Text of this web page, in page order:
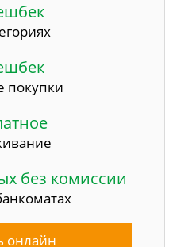
покупки
без комиссии
онлайн